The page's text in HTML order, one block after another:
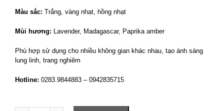
Màu sắc: Trắng, vàng nhạt, hồng nhạt
Mùi hương: Lavender, Madagascar, Paprika amber
Phù hợp sử dụng cho nhiều không gian khác nhau, tạo ánh sáng
lung linh, trang nghiêm
Hotline: 0283.9844883 – 0942835715